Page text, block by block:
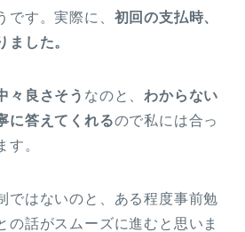
です。実際に、 初回の支払時、
ました。
々良さそう なのと、 わからない
に答えてくれるので私には合っ
す。
ではないのと、ある程度事前勉
の話がスムーズに進むと思いま